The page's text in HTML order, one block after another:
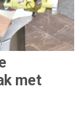
met